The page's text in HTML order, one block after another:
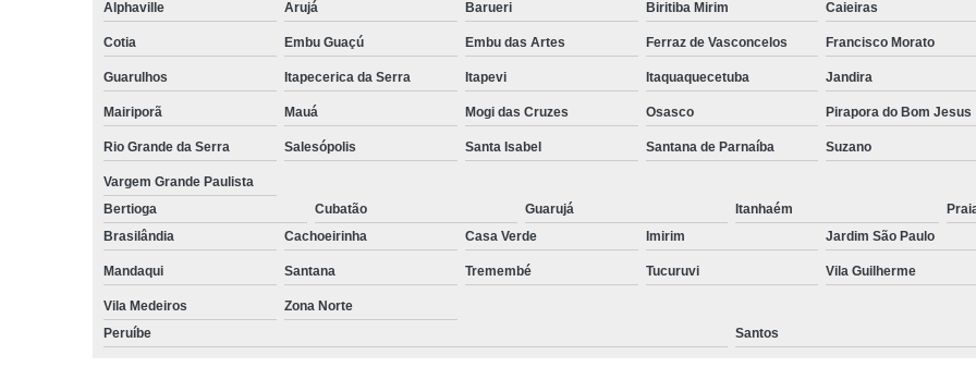
Preenchimento Capilar
Preenchimento Capilar na
Preenchimento Capilar
Tratamento para a Calvície
Tratamento para Calvície com
Tratamento para Calvície
Alphaville
Arujá Barueri Biritiba Mirim Caieiras
Cotia Embu Guaçú Embu das Artes Ferraz de Vasconcelos Francisco Morato
Guarulhos Itapecerica da Serra Itapevi Itaquaquecetuba Jandira
Mairiporã Mauá Mogi das Cruzes Osasco Pirapora do Bom Jesus
Rio Grande da Serra Salesópolis Santa Isabel Santana de Parnaíba Suzano
Vargem Grande Paulista
Bertioga
Cubatão Guarujá Itanhaém
Brasilândia
Cachoeirinha Casa Verde Imirim Jardim São Paulo
Mandaqui Santana Tremembé Tucuruvi Vila Guilherme
Vila Medeiros
Zona Norte
Peruíbe
Santos